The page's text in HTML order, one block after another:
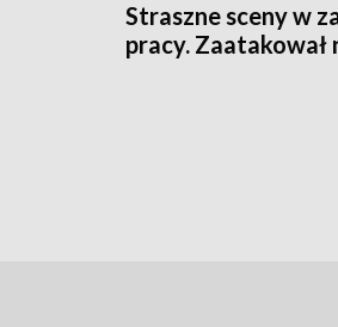
Straszne sceny w
pracy. Zaatakował